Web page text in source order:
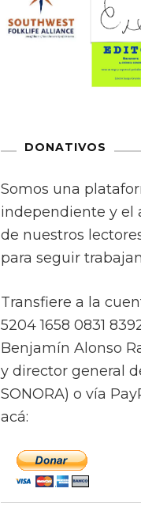
DONATIVOS
Somos una
independiente y el
de nuestros
para seguir
Transfiere a la
5204 1658 0831
Benjamín Alonso
y director general
SONORA) o vía
acá: